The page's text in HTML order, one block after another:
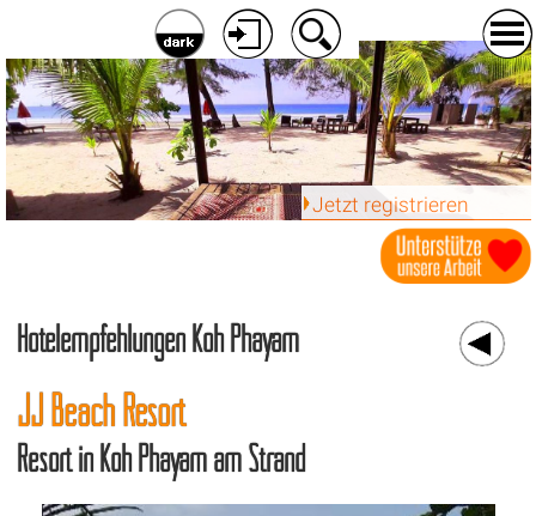
Jetzt registrieren
Hotelempfehlungen Koh Phayam
JJ Beach Resort
Resort in Koh Phayam am Strand